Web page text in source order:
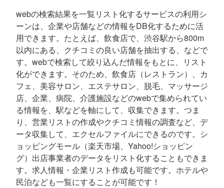
webの検索結果を一覧リスト化するサービスの利用シ
ーンは、企業や店舗などの情報をDB化するために活
用できます。たとえば、飲食店で、渋谷駅から800m
以内にある、クチコミの良い店舗を抽出する、などで
す。webで検索して絞り込んだ情報をもとに、リスト
化ができます。そのため、飲食店（レストラン）、カ
フェ、美容サロン、エステサロン、脱毛、マッサージ
店、企業、病院、介護施設などのwebで集められてい
る情報を、駅などを軸にして、収集できます。つま
り、営業リストの作成やクチコミ情報の調査など、デ
ータ収集して、エクセルファイルにできるのです。シ
ョッピングモール（楽天市場、Yahoo!ショッピン
グ）出店事業者のデータをリスト化することもできま
す。求人情報・企業リスト作成も可能です。ホテルや
民泊なども一覧にすることが可能です！